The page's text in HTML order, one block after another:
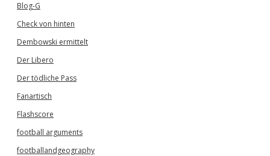
Blog-G
Check von hinten
Dembowski ermittelt
Der Libero
Der tödliche Pass
Fanartisch
Flashscore
football arguments
footballandgeography